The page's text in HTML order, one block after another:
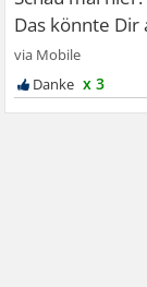
x 3